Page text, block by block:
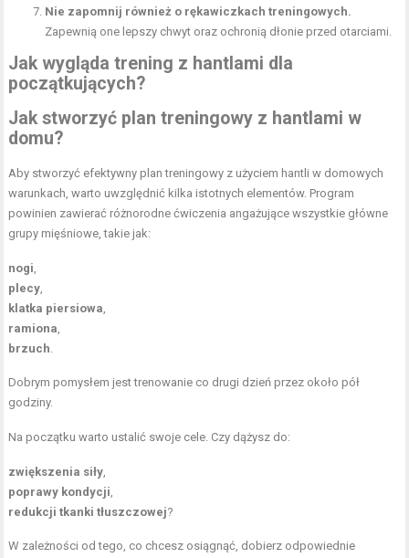
Nie zapomnij również o rękawiczkach treningowych.
Zapewnią one lepszy chwyt oraz ochronią dłonie przed otarciami.
Jak wygląda trening z hantlami dla
początkujących?
Jak stworzyć plan treningowy z hantlami w
domu?
Aby stworzyć efektywny plan treningowy z użyciem hantli w domowych
warunkach, warto uwzględnić kilka istotnych elementów. Program
powinien zawierać różnorodne ćwiczenia angażujące wszystkie główne
grupy mięśniowe, takie jak:
nogi,
plecy,
klatka piersiowa,
ramiona,
brzuch.
Dobrym pomysłem jest trenowanie co drugi dzień przez około pół
godziny.
Na początku warto ustalić swoje cele. Czy dążysz do:
zwiększenia siły,
poprawy kondycji,
redukcji tkanki tłuszczowej?
W zależności od tego, co chcesz osiągnąć, dobierz odpowiednie